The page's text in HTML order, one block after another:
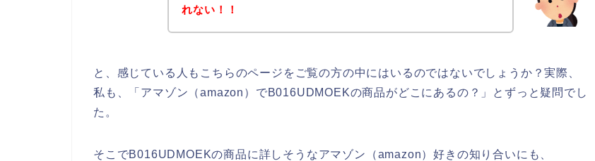
れない！！
と、感じている人もこちらのページをご覧の方の中にはいるのではないでしょうか？実際、
私も、「アマゾン（amazon）でB016UDMOEKの商品がどこにあるの？」とずっと疑問でし
た。
そこでB016UDMOEKの商品に詳しそうなアマゾン（amazon）好きの知り合いにも、